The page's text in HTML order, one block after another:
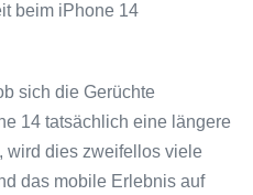
beim iPhone 14
sich die Gerüchte
14 tatsächlich eine längere
wird dies zweifellos viele
das mobile Erlebnis auf